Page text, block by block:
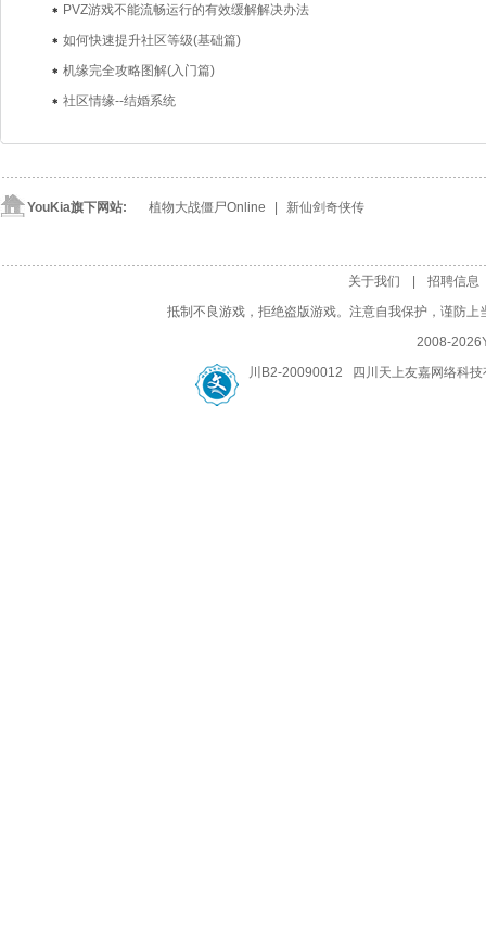
PVZ游戏不能流畅运行的有效缓解解决办法
如何快速提升社区等级(基础篇)
机缘完全攻略图解(入门篇)
社区情缘--结婚系统
YouKia旗下网站: 植物大战僵尸Online | 新仙剑奇侠传
关于我们 |
招聘信息
抵制不良游戏，拒绝盗版游戏。注意自我保护，谨防
2008-2026
川B2-20090012 四川天上友嘉网络科